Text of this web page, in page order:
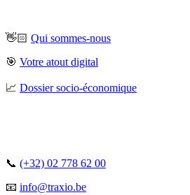
👋🏻 Qui sommes-nous
🎯 Votre atout digital
📈 Dossier socio-économique
📞 (+32) 02 778 62 00
📧 info@traxio.be